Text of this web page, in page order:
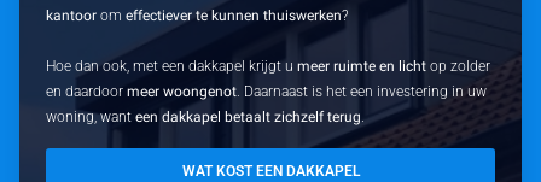
kantoor omeffectiever te kunnen thuiswerken?
Hoe dan ook, met een dakkapel krijgt umeer ruimte en licht op zolder
en daardoormeer woongenot . Daarnaast is het een investering in uw
woning, wanteen dakkapel betaalt zichzelf terug
WAT KOST EEN DAKKAPEL